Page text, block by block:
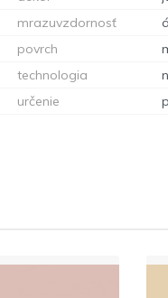
mrazuvzdornosť
povrch
technologia
určenie